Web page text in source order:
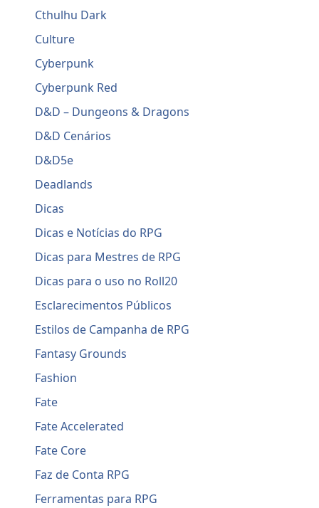
Cthulhu Dark
Culture
Cyberpunk
Cyberpunk Red
D&D – Dungeons & Dragons
D&D Cenários
D&D5e
Deadlands
Dicas
Dicas e Notícias do RPG
Dicas para Mestres de RPG
Dicas para o uso no Roll20
Esclarecimentos Públicos
Estilos de Campanha de RPG
Fantasy Grounds
Fashion
Fate
Fate Accelerated
Fate Core
Faz de Conta RPG
Ferramentas para RPG